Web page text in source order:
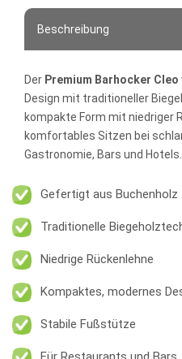
Beschreibung
Der Premium Barhocker Cleo
Design mit traditioneller
kompakte Form mit niedriger
komfortables Sitzen bei
Gastronomie, Bars und Hotels.
Gefertigt aus Buchenholz
Traditionelle
Niedrige Rückenlehne
Kompaktes, modernes
Stabile Fußstütze